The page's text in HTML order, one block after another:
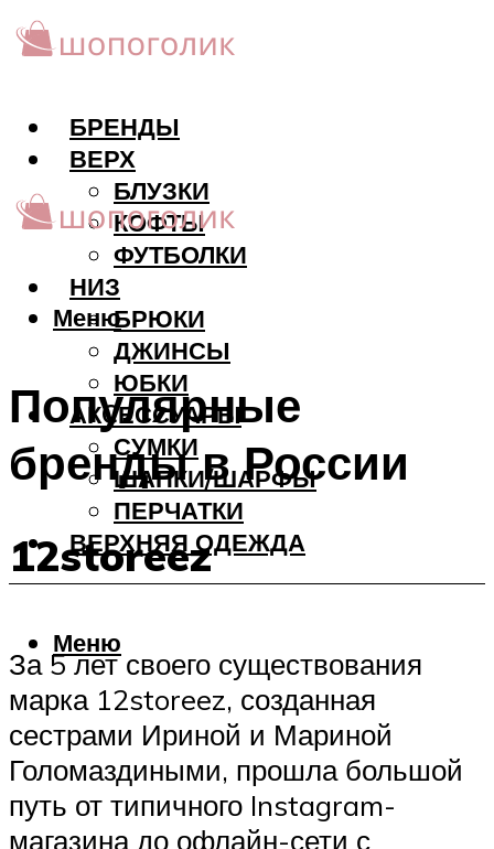
БРЕНДЫ
ВЕРХ
БЛУЗКИ
КОФТЫ
ФУТБОЛКИ
НИЗ
БРЮКИ
ДЖИНСЫ
ЮБКИ
АКCЕССУАРЫ
СУМКИ
ШАПКИ/ШАРФЫ
ПЕРЧАТКИ
ВЕРХНЯЯ ОДЕЖДА
Меню
Меню
Популярные
бренды в России
12storeez
За 5 лет своего существования
марка 12storeez, созданная
сестрами Ириной и Мариной
Голомаздиными, прошла большой
путь от типичного Instagram-
магазина до офлайн-сети с